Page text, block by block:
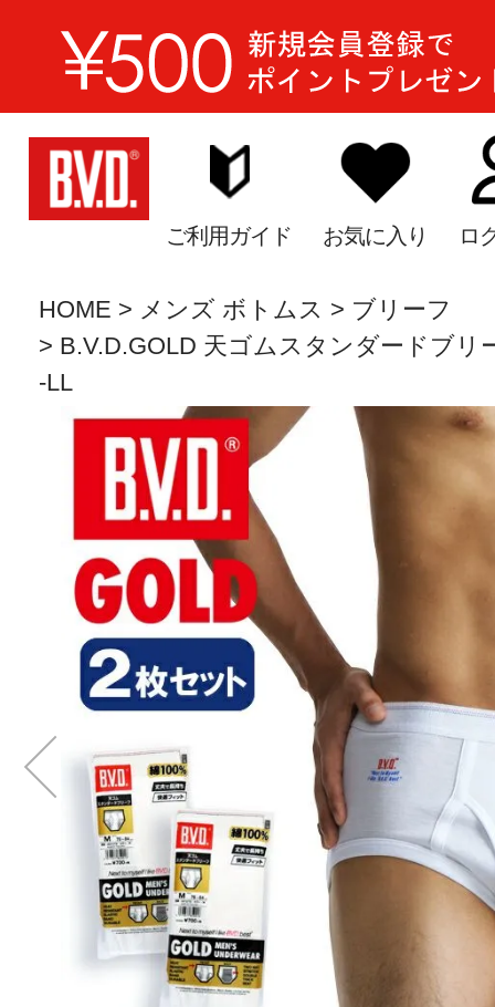
ご利用ガイド お気に入り ロ
HOME メンズ ボトムス
ブリーフ
B.V.D.GOLD 天ゴムスタンダードブリ
-LL